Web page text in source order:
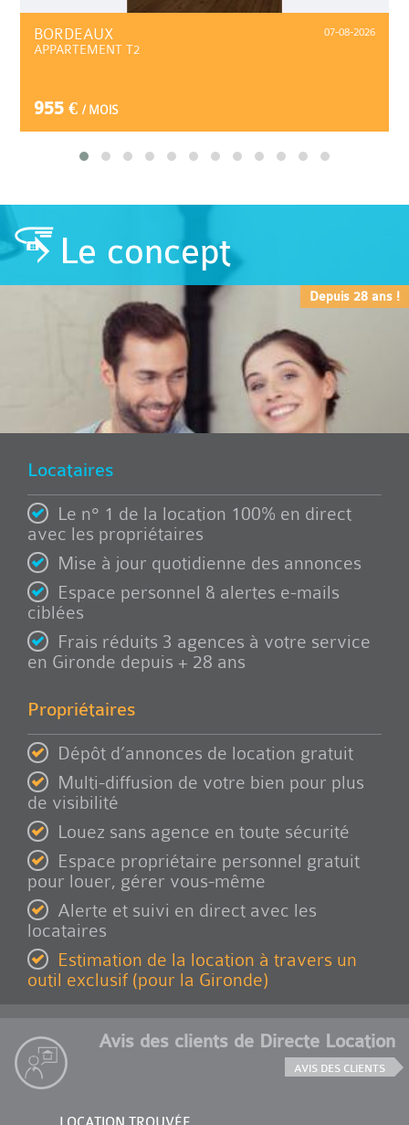
07-08-2026
BORDEAUX
APPARTEMENT T2
955 € / MOIS
Le concept
Depuis 28 ans !
Locataires
Le n° 1 de la location 100% en direct
avec les propriétaires
Mise à jour quotidienne des annonces
Espace personnel & alertes e-mails
ciblées
Frais réduits 3 agences à votre service
en Gironde depuis + 28 ans
Propriétaires
Dépôt d’annonces de location gratuit
Multi-diffusion de votre bien pour plus
de visibilité
Louez sans agence en toute sécurité
Espace propriétaire personnel gratuit
pour louer, gérer vous-même
Alerte et suivi en direct avec les
locataires
Estimation de la location à travers un
outil exclusif (pour la Gironde)
Avis des clients de Directe Location
AVIS DES CLIENTS